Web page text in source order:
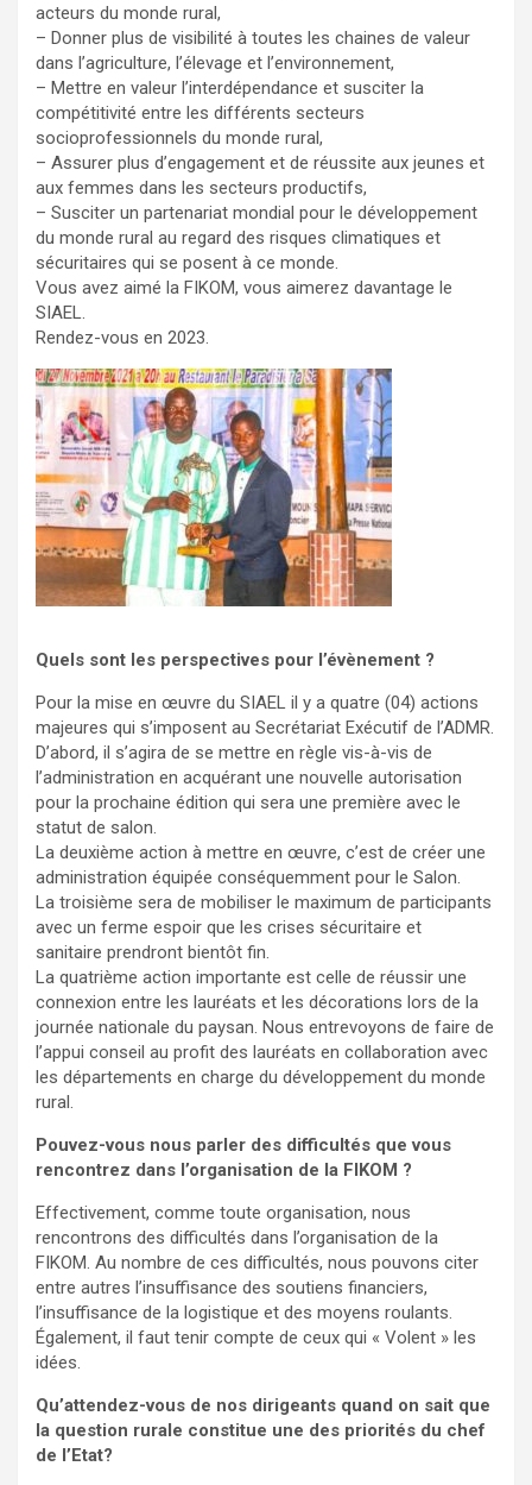
acteurs du monde rural,
– Donner plus de visibilité à toutes les chaines de valeur
dans l’agriculture, l’élevage et l’environnement,
– Mettre en valeur l’interdépendance et susciter la
compétitivité entre les différents secteurs
socioprofessionnels du monde rural,
– Assurer plus d’engagement et de réussite aux jeunes et
aux femmes dans les secteurs productifs,
– Susciter un partenariat mondial pour le développement
du monde rural au regard des risques climatiques et
sécuritaires qui se posent à ce monde.
Vous avez aimé la FIKOM, vous aimerez davantage le
SIAEL.
Rendez-vous en 2023.
Quels sont les perspectives pour l’évènement ?
Pour la mise en œuvre du SIAEL il y a quatre (04) actions
majeures qui s’imposent au Secrétariat Exécutif de l’ADMR.
D’abord, il s’agira de se mettre en règle vis-à-vis de
l’administration en acquérant une nouvelle autorisation
pour la prochaine édition qui sera une première avec le
statut de salon.
La deuxième action à mettre en œuvre, c’est de créer une
administration équipée conséquemment pour le Salon.
La troisième sera de mobiliser le maximum de participants
avec un ferme espoir que les crises sécuritaire et
sanitaire prendront bientôt fin.
La quatrième action importante est celle de réussir une
connexion entre les lauréats et les décorations lors de la
journée nationale du paysan. Nous entrevoyons de faire de
l’appui conseil au profit des lauréats en collaboration avec
les départements en charge du développement du monde
rural.
Pouvez-vous nous parler des difficultés que vous
rencontrez dans l’organisation de la FIKOM ?
Effectivement, comme toute organisation, nous
rencontrons des difficultés dans l’organisation de la
FIKOM. Au nombre de ces difficultés, nous pouvons citer
entre autres l’insuffisance des soutiens financiers,
l’insuffisance de la logistique et des moyens roulants.
Également, il faut tenir compte de ceux qui « Volent » les
idées.
Qu’attendez-vous de nos dirigeants quand on sait que
la question rurale constitue une des priorités du chef
de l’Etat?